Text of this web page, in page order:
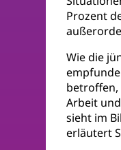
Prozent
Wie die
betroffen,
Arbeit
sieht im
erläutert